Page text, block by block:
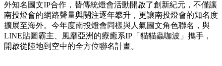
外知名圖文IP合作，替傳統燈會活動開啟了創新紀元，不僅讓
南投燈會的網路聲量與關注逐年攀升，更讓南投燈會的知名度
擴展至海外。今年度南投燈會同樣與人氣圖文角色聯名，與
LINE貼圖霸主、風靡亞洲的療癒系IP「貓貓蟲咖波」攜手，
開啟從陸地到空中的全方位聯名計畫。